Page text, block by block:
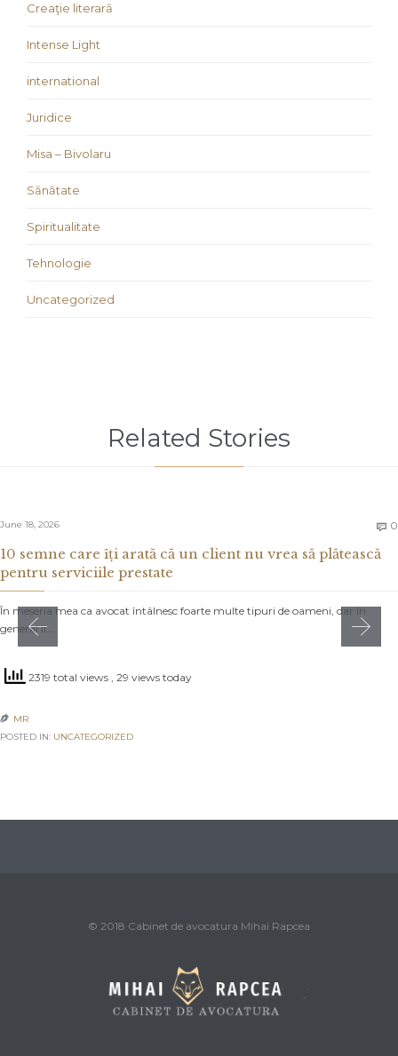
Creaţie literară
Intense Light
international
Juridice
Misa – Bivolaru
Sănătate
Spiritualitate
Tehnologie
Uncategorized
Related Stories
June 18, 2026  0
10 semne care îți arată că un client nu vrea să plătească
pentru serviciile prestate
În meseria mea ca avocat întâlnesc foarte multe tipuri de oameni, dar în
general îi…
2319 total views , 29 views today
 MR
POSTED IN: UNCATEGORIZED
© 2018 Cabinet de avocatura Mihai Rapcea